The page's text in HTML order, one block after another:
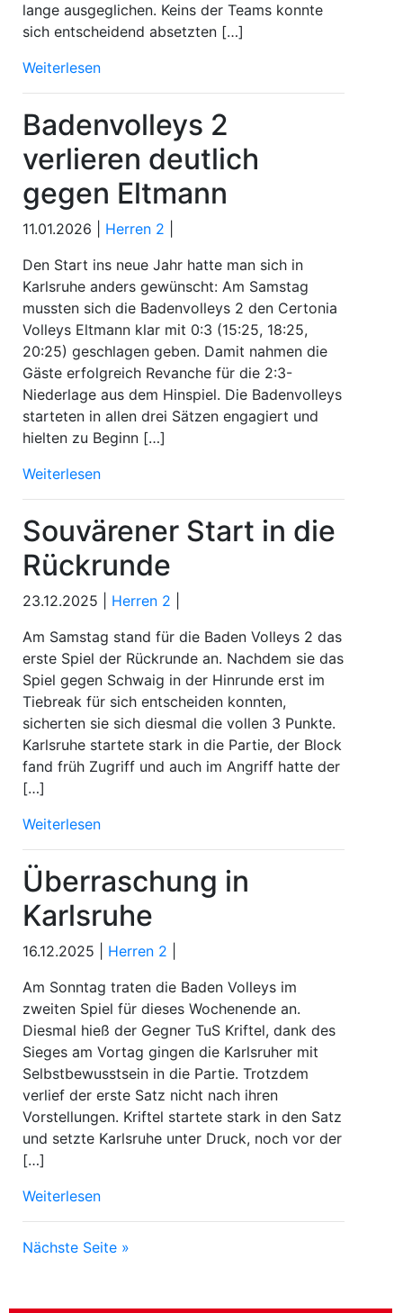
lange ausgeglichen. Keins der Teams konnte
sich entscheidend absetzten […]
Weiterlesen
Badenvolleys 2
verlieren deutlich
gegen Eltmann
11.01.2026 | Herren 2
Den Start ins neue Jahr hatte man sich in
Karlsruhe anders gewünscht: Am Samstag
mussten sich die Badenvolleys 2 den Certonia
Volleys Eltmann klar mit 0:3 (15:25, 18:25,
20:25) geschlagen geben. Damit nahmen die
Gäste erfolgreich Revanche für die 2:3-
Niederlage aus dem Hinspiel. Die Badenvolleys
starteten in allen drei Sätzen engagiert und
hielten zu Beginn […]
Weiterlesen
Souvärener Start in die
Rückrunde
23.12.2025 | Herren 2
Am Samstag stand für die Baden Volleys 2 das
erste Spiel der Rückrunde an. Nachdem sie das
Spiel gegen Schwaig in der Hinrunde erst im
Tiebreak für sich entscheiden konnten,
sicherten sie sich diesmal die vollen 3 Punkte.
Karlsruhe startete stark in die Partie, der Block
fand früh Zugriff und auch im Angriff hatte der
[…]
Weiterlesen
Überraschung in
Karlsruhe
16.12.2025 | Herren 2
Am Sonntag traten die Baden Volleys im
zweiten Spiel für dieses Wochenende an.
Diesmal hieß der Gegner TuS Kriftel, dank des
Sieges am Vortag gingen die Karlsruher mit
Selbstbewusstsein in die Partie. Trotzdem
verlief der erste Satz nicht nach ihren
Vorstellungen. Kriftel startete stark in den Satz
und setzte Karlsruhe unter Druck, noch vor der
[…]
Weiterlesen
Nächste Seite »